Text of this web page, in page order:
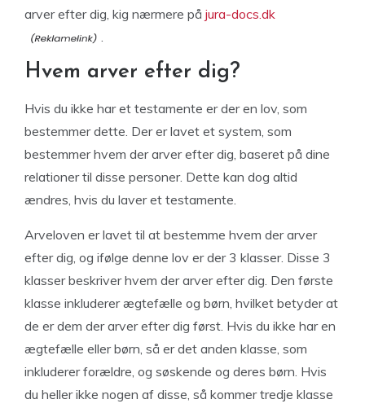
arver efter dig, kig nærmere på jura-docs.dk
.
Hvem arver efter dig?
Hvis du ikke har et testamente er der en lov, som
bestemmer dette. Der er lavet et system, som
bestemmer hvem der arver efter dig, baseret på dine
relationer til disse personer. Dette kan dog altid
ændres, hvis du laver et testamente.
Arveloven er lavet til at bestemme hvem der arver
efter dig, og ifølge denne lov er der 3 klasser. Disse 3
klasser beskriver hvem der arver efter dig. Den første
klasse inkluderer ægtefælle og børn, hvilket betyder at
de er dem der arver efter dig først. Hvis du ikke har en
ægtefælle eller børn, så er det anden klasse, som
inkluderer forældre, og søskende og deres børn. Hvis
du heller ikke nogen af disse, så kommer tredje klasse